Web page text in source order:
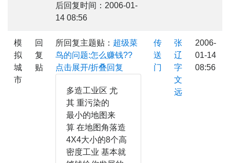
后回复时间：2006-01-
14 08:56
模
拟
城
市
回
复
贴
所回复主题贴： 超级菜
鸟的问题:怎么赚钱??
点击展开/折叠回复
多造工业区 尤
其 重污染的
最小的地图来
算 在地图角落造
4X4大小的8个高
密度工业 基本就
传
送
门
张
辽
字
文
远
2006-
01-14
08:56